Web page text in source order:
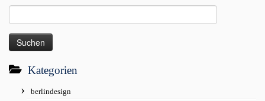
nach:
Kategorien
berlindesign